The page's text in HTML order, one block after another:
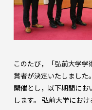
このたび，「弘前大学
賞者が決定いたしまし
開催とし，以下期間に
します。 弘前大学におけ